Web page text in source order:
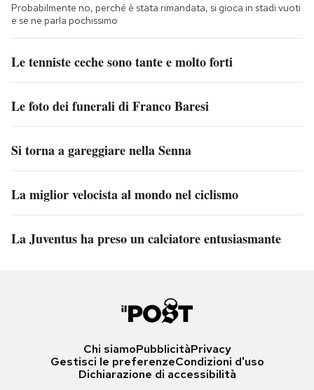
Probabilmente no, perché è stata rimandata, si gioca in stadi vuoti
e se ne parla pochissimo
Le tenniste ceche sono tante e molto forti
Le foto dei funerali di Franco Baresi
Si torna a gareggiare nella Senna
La miglior velocista al mondo nel ciclismo
La Juventus ha preso un calciatore entusiasmante
Chi siamoPubblicitàPrivacy
Gestisci le preferenzeCondizioni d'uso
Dichiarazione di accessibilità